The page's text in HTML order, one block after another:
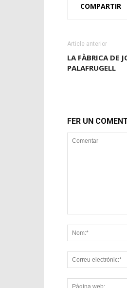
COMPARTIR
Article anterior
LA FÀBRICA DE
PALAFRUGELL
FER UN